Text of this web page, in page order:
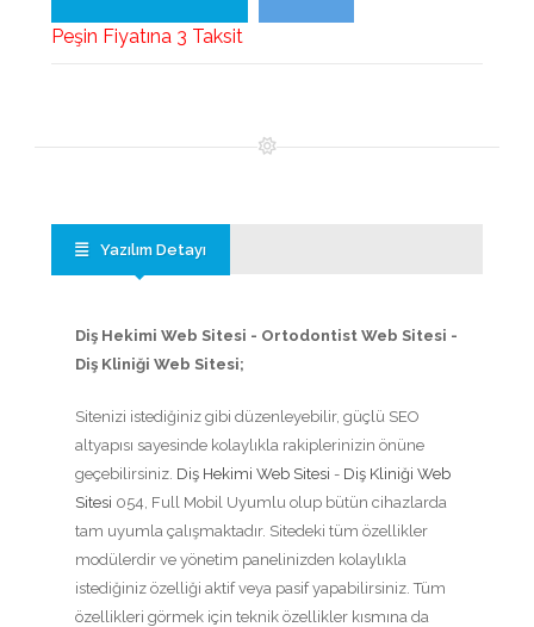
Peşin Fiyatına 3 Taksit
Yazılım Detayı
Diş Hekimi Web Sitesi - Ortodontist Web Sitesi -
Diş Kliniği Web Sitesi;
Sitenizi istediğiniz gibi düzenleyebilir, güçlü SEO
altyapısı sayesinde kolaylıkla rakiplerinizin önüne
geçebilirsiniz. Diş Hekimi Web Sitesi - Diş Kliniği Web
Sitesi 054, Full Mobil Uyumlu olup bütün cihazlarda
tam uyumla çalışmaktadır. Sitedeki tüm özellikler
modülerdir ve yönetim panelinizden kolaylıkla
istediğiniz özelliği aktif veya pasif yapabilirsiniz. Tüm
özellikleri görmek için teknik özellikler kısmına da